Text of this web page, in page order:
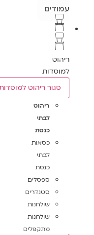
עמודים
ריהוט
למוסדות
סגור ריהוט למוסדות
ריהוט
לבתי
כנסת
כסאות
לבתי
כנסת
ספסלים
סטנדרים
שולחנות
שולחנות
מתקפלים